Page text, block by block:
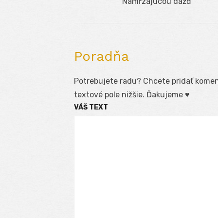
Poradňa
Potrebujete radu? Chcete pridať
textové pole nižšie. Ďakujeme ♥
VÁŠ TEXT